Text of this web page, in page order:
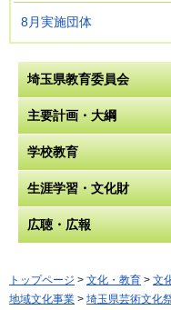
8月実施団体
埼玉県教育委員会
主要計画・大綱
学校教育
生涯学習・文化財
広聴・広報
トップページ > 文化・教育 > 文
地域文化事業 > 埼玉県芸術文化